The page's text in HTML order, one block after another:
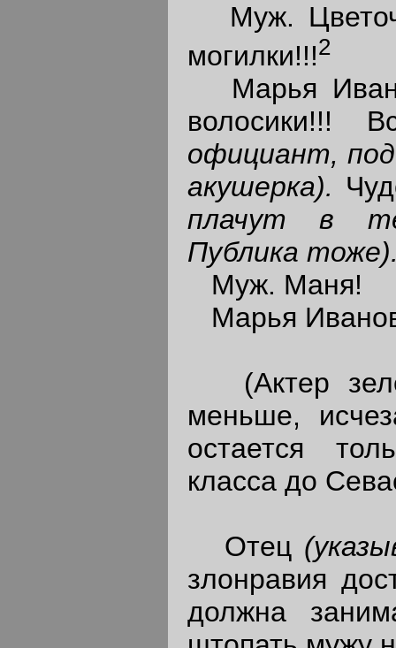
Муж.
могилки!!!2
Марья
официант,
акушерка).
плачут в
Публика
Муж. Маня!
Марья
(Актер
меньше,
остается
класса до
Отец
злонравия
должна